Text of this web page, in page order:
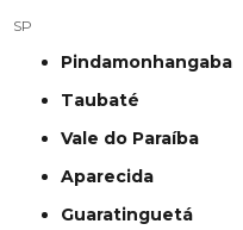
SP
Pindamonhangaba
Taubaté
Vale do Paraíba
Aparecida
Guaratinguetá